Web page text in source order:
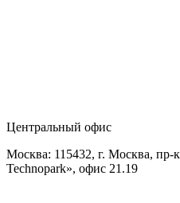
Центральный офис
Москва: 115432, г. Москва,
Technopark», офис 21.19